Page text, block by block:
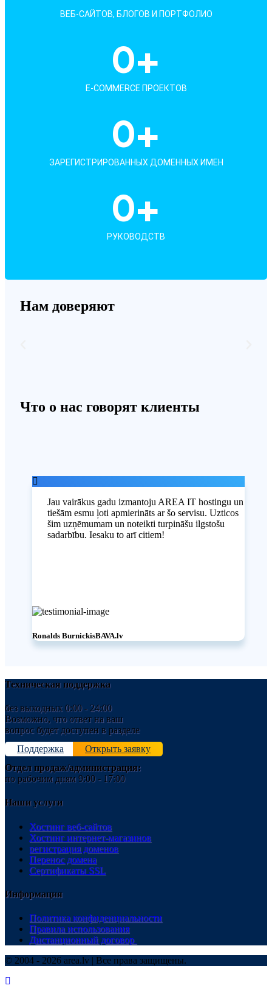
ВЕБ-САЙТОВ, БЛОГОВ И ПОРТФОЛИО
E-COMMERCE ПРОЕКТОВ
0+
ЗАРЕГИСТРИРОВАННЫХ ДОМЕННЫХ ИМЕН
0+
РУКОВОДСТВ
0+
Нам доверяют
Что о нас говорят клиенты
Jau vairākus gadu izmantoju AREA IT hostingu un
tiešām esmu ļoti apmierināts ar šo servisu. Uzticos
šim uzņēmumam un noteikti turpināšu ilgstošu
sadarbību. Iesaku to arī citiem!
Ronalds BurnickisBAVA.lv
Техническая поддержка
без выходных 0:00 - 24:00
Возможно, что ответ на ваш
вопрос будет доступен в разделе
Поддержка
Открыть заявку
Отдел продаж/администрация:
по рабочим дням 9:00 - 17:00
Наши услуги
Хостинг веб-сайтов
Хостинг интернет-магазинов
регистрация доменов
Перенос домена
Сертификаты SSL
Информация
Политика конфиденциальности
Правила использования
Дистанционный договор
© 2004 - 2026 area.lv | Все права защищены.